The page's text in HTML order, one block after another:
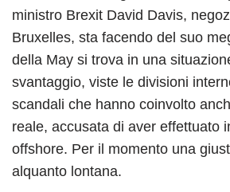
ministro Brexit David Davis,
Bruxelles, sta facendo del suo
della May si trova in una
svantaggio, viste le divisioni
scandali che hanno coinvolto
reale, accusata di aver effettuato
offshore. Per il momento una
alquanto lontana.